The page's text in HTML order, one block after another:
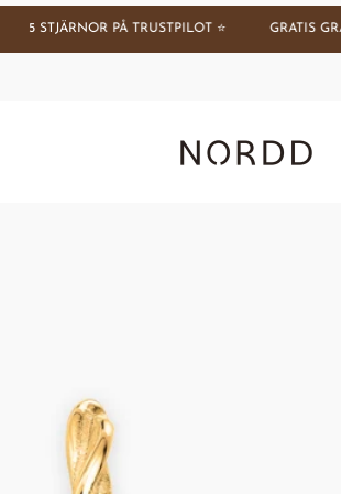
5 STJÄRNOR PÅ TRUSTPILOT ⭐️ GRATIS
Nordd Copenhagen